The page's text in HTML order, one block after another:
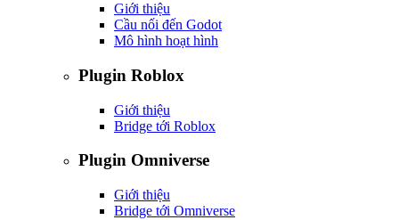
Giới thiệu
Cầu nối đến Godot
Mô hình hoạt hình
Plugin Roblox
Giới thiệu
Bridge tới Roblox
Plugin Omniverse
Giới thiệu
Bridge tới Omniverse